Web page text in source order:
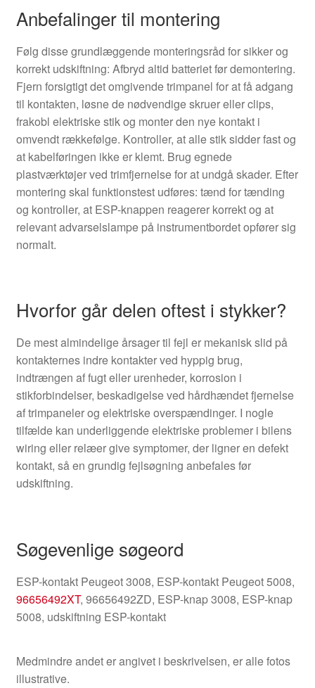
Anbefalinger til montering
Følg disse grundlæggende monteringsråd for sikker og
korrekt udskiftning: Afbryd altid batteriet før demontering.
Fjern forsigtigt det omgivende trimpanel for at få adgang
til kontakten, løsne de nødvendige skruer eller clips,
frakobl elektriske stik og monter den nye kontakt i
omvendt rækkefølge. Kontroller, at alle stik sidder fast og
at kabelføringen ikke er klemt. Brug egnede
plastværktøjer ved trimfjernelse for at undgå skader. Efter
montering skal funktionstest udføres: tænd for tænding
og kontroller, at ESP-knappen reagerer korrekt og at
relevant advarselslampe på instrumentbordet opfører sig
normalt.
Hvorfor går delen oftest i stykker?
De mest almindelige årsager til fejl er mekanisk slid på
kontakternes indre kontakter ved hyppig brug,
indtrængen af fugt eller urenheder, korrosion i
stikforbindelser, beskadigelse ved hårdhændet fjernelse
af trimpaneler og elektriske overspændinger. I nogle
tilfælde kan underliggende elektriske problemer i bilens
wiring eller relæer give symptomer, der ligner en defekt
kontakt, så en grundig fejlsøgning anbefales før
udskiftning.
Søgevenlige søgeord
ESP-kontakt Peugeot 3008, ESP-kontakt Peugeot 5008,
96656492XT, 96656492ZD, ESP-knap 3008, ESP-knap
5008, udskiftning ESP-kontakt
Medmindre andet er angivet i beskrivelsen, er alle fotos
illustrative.